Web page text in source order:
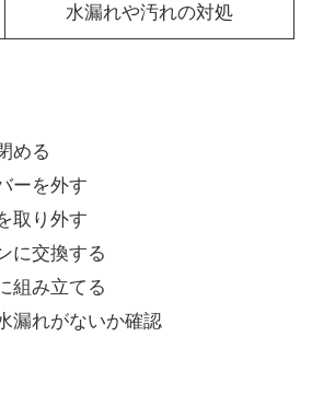
水漏れや汚れの対処
める
ーを外す
取り外す
に交換する
組み立てる
漏れがないか確認